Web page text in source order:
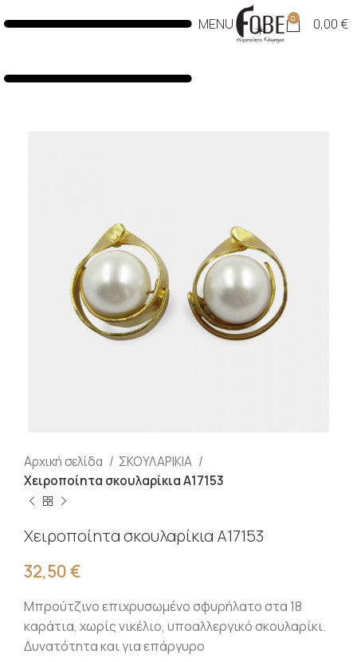
MENU 0 0,00€
Αρχική σελίδα
ΣΚΟΥΛΑΡΙΚΙΑ
Χειροποίητα σκουλαρίκια Α17153
Χειροποίητα σκουλαρίκια Α17153
32,50€
Μπρούτζινο επιχρυσωμένο σφυρήλατο στα 18
καράτια, χωρίς νικέλιο, υποαλλεργικό σκουλαρίκι.
Δυνατότητα και για επάργυρο